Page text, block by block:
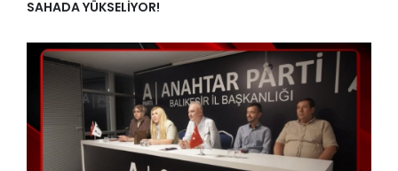
SAHADA YÜKSELİYOR!